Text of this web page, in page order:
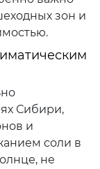
зон и
Сибири,
и
соли в
не